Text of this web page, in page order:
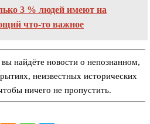
3 % людей имеют на
что-то важное
вы найдёте новости о непознанном,
неизвестных исторических
ничего не пропустить.